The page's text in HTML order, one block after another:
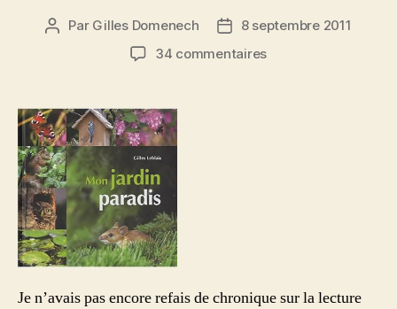
Auteur
Par Gilles Domenech
Date8 septembre 2011
34 commentairessur
Je n’avais pas encore refais de chronique sur la lecture